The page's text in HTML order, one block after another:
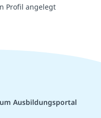
Profil angelegt
Ausbildungsportal